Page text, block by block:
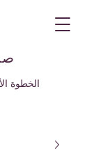
الخطوة